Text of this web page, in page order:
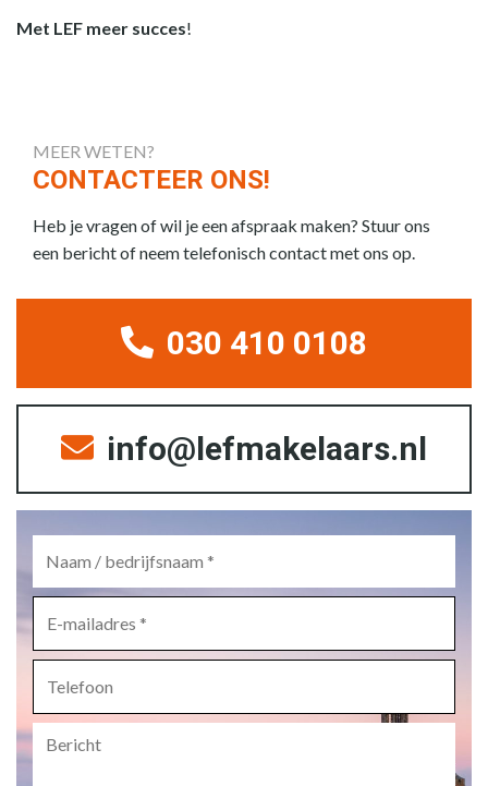
Met LEF meer succes!
MEER WETEN?
CONTACTEER ONS!
Heb je vragen of wil je een afspraak maken? Stuur ons
een bericht of neem telefonisch contact met ons op.
030 410 0108
info@lefmakelaars.nl
mailadres *